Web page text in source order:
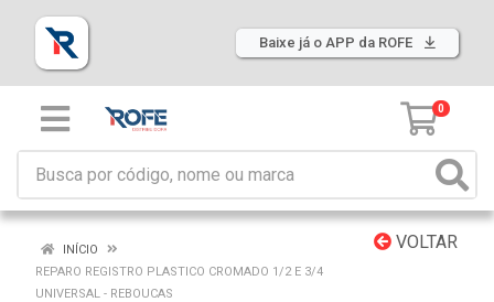
Baixe já o APP da ROFE
0
VOLTAR
INÍCIO
REPARO REGISTRO PLASTICO CROMADO 1/2 E 3/4
UNIVERSAL - REBOUCAS